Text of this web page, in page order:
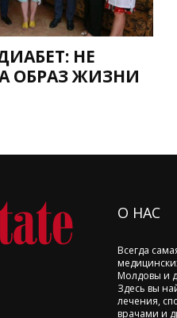
НЕ
ОБРАЗ ЖИЗНИ
О НАС
Всегда
Молдовы и
Здесь вы
лечения,
врачами и